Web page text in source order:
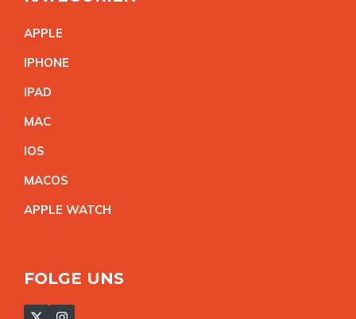
APPLE
IPHONE
IPAD
MAC
IOS
MACOS
APPLE WATCH
FOLGE UNS